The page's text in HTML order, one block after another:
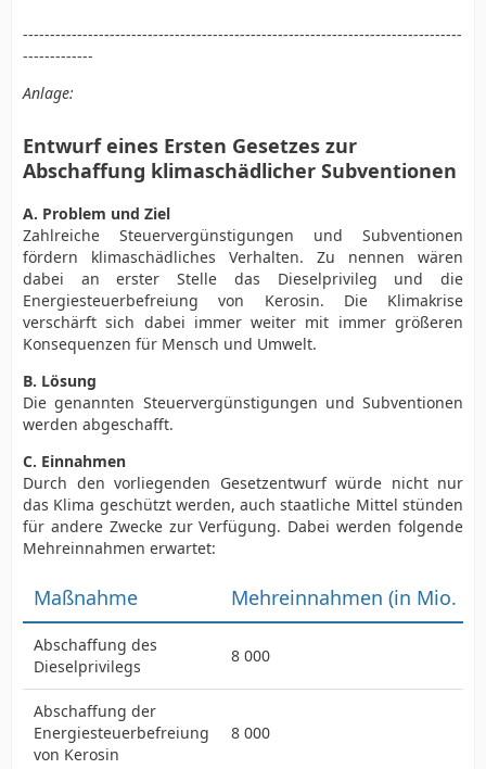
---------------------------------------------------------------------------------
-------------
Anlage:
Entwurf eines Ersten Gesetzes zur
Abschaffung klimaschädlicher Subventionen
A. Problem und Ziel
Zahlreiche Steuervergünstigungen und Subventionen
fördern klimaschädliches Verhalten. Zu nennen wären
dabei an erster Stelle das Dieselprivileg und die
Energiesteuerbefreiung von Kerosin. Die Klimakrise
verschärft sich dabei immer weiter mit immer größeren
Konsequenzen für Mensch und Umwelt.
B. Lösung
Die genannten Steuervergünstigungen und Subventionen
werden abgeschafft.
C. Einnahmen
Durch den vorliegenden Gesetzentwurf würde nicht nur
das Klima geschützt werden, auch staatliche Mittel stünden
für andere Zwecke zur Verfügung. Dabei werden folgende
Mehreinnahmen erwartet:
Maßnahme Mehreinnahmen (in Mio.
Abschaffung des
Dieselprivilegs
8 000
Abschaffung der
Energiesteuerbefreiung
von Kerosin
8 000